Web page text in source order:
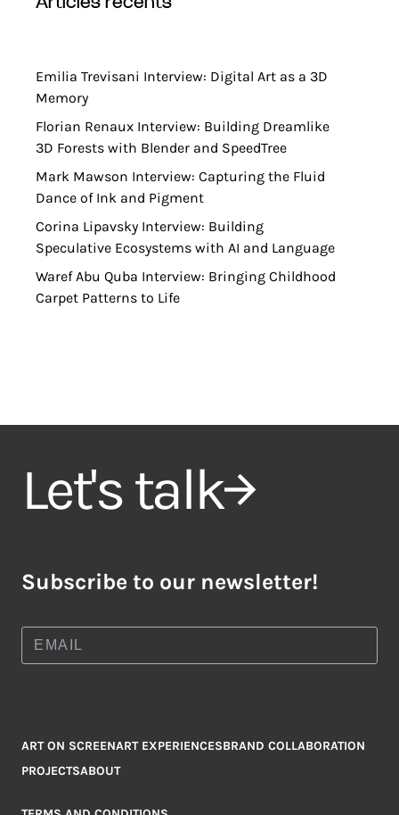
Emilia Trevisani Interview: Digital Art as a 3D
Memory
Florian Renaux Interview: Building Dreamlike
3D Forests with Blender and SpeedTree
Mark Mawson Interview: Capturing the Fluid
Dance of Ink and Pigment
Corina Lipavsky Interview: Building
Speculative Ecosystems with AI and Language
Waref Abu Quba Interview: Bringing Childhood
Carpet Patterns to Life
Let's talk
Subscribe to our newsletter!
ART ON SCREENART EXPERIENCESBRAND COLLABORATION
PROJECTSABOUT